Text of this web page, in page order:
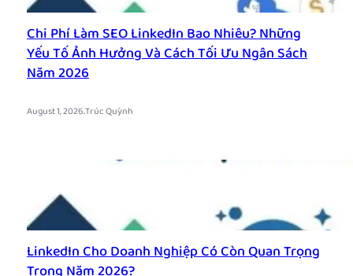
Chi Phí Làm SEO LinkedIn Bao Nhiêu? Những
Yếu Tố Ảnh Hưởng Và Cách Tối Ưu Ngân Sách
Năm 2026
August 1, 2026.Trúc Quỳnh
LinkedIn Cho Doanh Nghiệp Có Còn Quan Trọng